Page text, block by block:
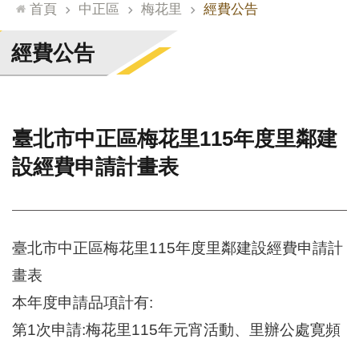
通
臺
北
市
門
牌
整
檢
系
文
化
局
首頁 中正區 梅花里 經費公告
經費公告
臺北市中正區梅花里115年度里鄰建
設經費申請計畫表
臺北市中正區梅花里115年度里鄰建設經費申請計
畫表
本年度申請品項計有:
第1次申請:梅花里115年元宵活動、里辦公處寛頻